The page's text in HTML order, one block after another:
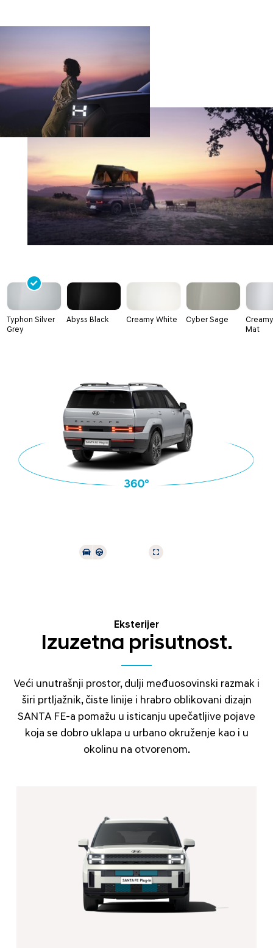
Typhon Silver
Grey
Abyss Black Creamy White Cyber Sage
Mat
Eksterijer
Izuzetna prisutnost.
Veći unutrašnji prostor, dulji međuosovinski razmak i
širi prtljažnik, čiste linije i hrabro oblikovani dizajn
SANTA FE-a pomažu u isticanju upečatljive pojave
koja se dobro uklapa u urbano okruženje kao i u
okolinu na otvorenom.